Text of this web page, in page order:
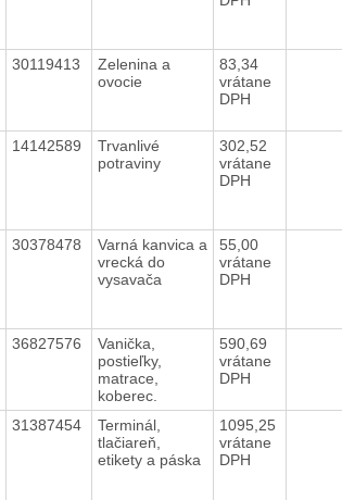
30119413
Zelenina a
ovocie
83,34
vrátane
DPH
14142589
Trvanlivé
potraviny
302,52
vrátane
DPH
30378478
Varná kanvica a
vrecká do
vysavača
55,00
vrátane
DPH
36827576
Vanička,
postieľky,
matrace,
koberec.
590,69
vrátane
DPH
31387454
Terminál,
tlačiareň,
etikety a páska
1095,25
vrátane
DPH